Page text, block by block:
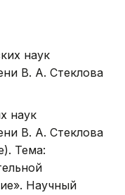
наук
В. А. Стеклова
наук
В. А. Стеклова
Тема:
Научный